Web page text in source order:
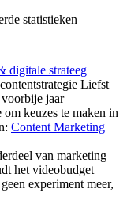
statistieken
digitale strateeg
Liefst
jaar
keuzes te maken in
Content Marketing
van marketing
het videobudget
experiment meer,